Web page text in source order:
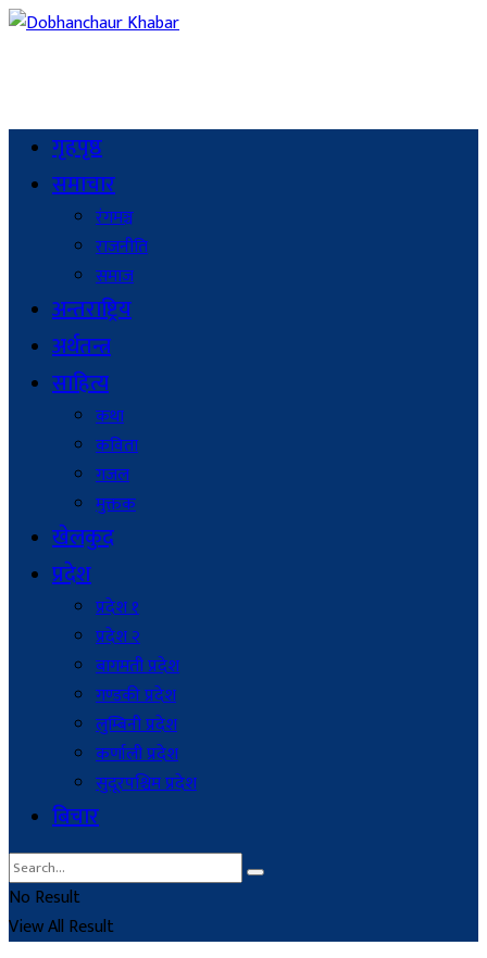
गृहपृष्ठ
समाचार
रंगमञ्च
राजनीति
समाज
अन्तराष्ट्रिय
अर्थतन्त्र
साहित्य
कथा
कविता
गजल
मुक्तक
खेलकुद
प्रदेश
प्रदेश १
प्रदेश २
बागमती प्रदेश
गण्डकी प्रदेश
लुम्बिनी प्रदेश
कर्णाली प्रदेश
सुदूरपश्चिम प्रदेश
बिचार
No Result
View All Result